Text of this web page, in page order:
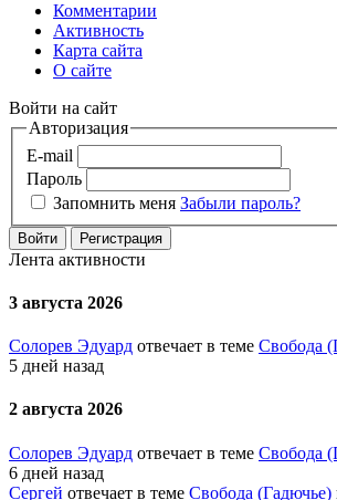
Комментарии
Активность
Карта сайта
О сайте
Войти на сайт
Авторизация
E-mail
Пароль
Запомнить меня Забыли пароль?
Войти Регистрация
Лента активности
3 августа 2026
Солорев Эдуард отвечает в теме Свобода
5 дней назад
2 августа 2026
Солорев Эдуард отвечает в теме Свобода
6 дней назад
Сергей отвечает в теме Свобода (Гадючье)